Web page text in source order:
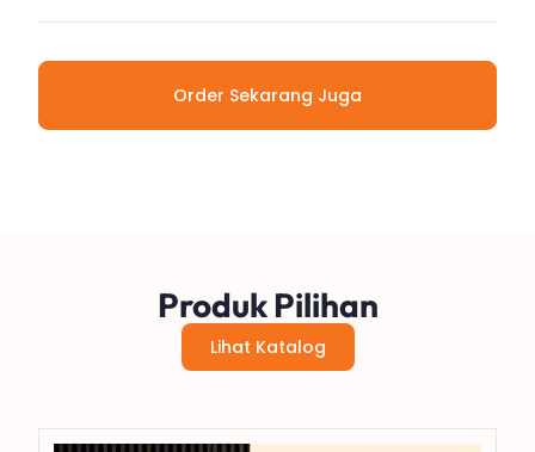
Order Sekarang Juga
Produk Pilihan
Lihat Katalog